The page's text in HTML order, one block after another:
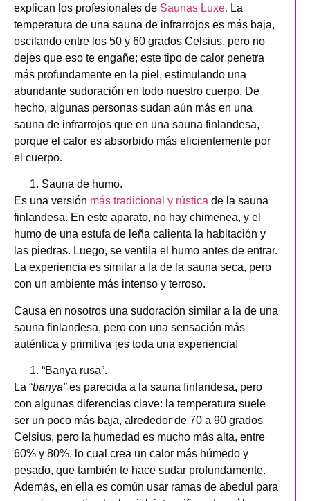
explican los profesionales de Saunas Luxe. La
temperatura de una sauna de infrarrojos es más baja,
oscilando entre los 50 y 60 grados Celsius, pero no
dejes que eso te engañe; este tipo de calor penetra
más profundamente en la piel, estimulando una
abundante sudoración en todo nuestro cuerpo. De
hecho, algunas personas sudan aún más en una
sauna de infrarrojos que en una sauna finlandesa,
porque el calor es absorbido más eficientemente por
el cuerpo.
Sauna de humo.
Es una versión más tradicional y rústica de la sauna
finlandesa. En este aparato, no hay chimenea, y el
humo de una estufa de leña calienta la habitación y
las piedras. Luego, se ventila el humo antes de entrar.
La experiencia es similar a la de la sauna seca, pero
con un ambiente más intenso y terroso.
Causa en nosotros una sudoración similar a la de una
sauna finlandesa, pero con una sensación más
auténtica y primitiva ¡es toda una experiencia!
“Banya rusa”.
La “banya”es parecida a la sauna finlandesa, pero
con algunas diferencias clave: la temperatura suele
ser un poco más baja, alrededor de 70 a 90 grados
Celsius, pero la humedad es mucho más alta, entre
60% y 80%, lo cual crea un calor más húmedo y
pesado, que también te hace sudar profundamente.
Además, en ella es común usar ramas de abedul para